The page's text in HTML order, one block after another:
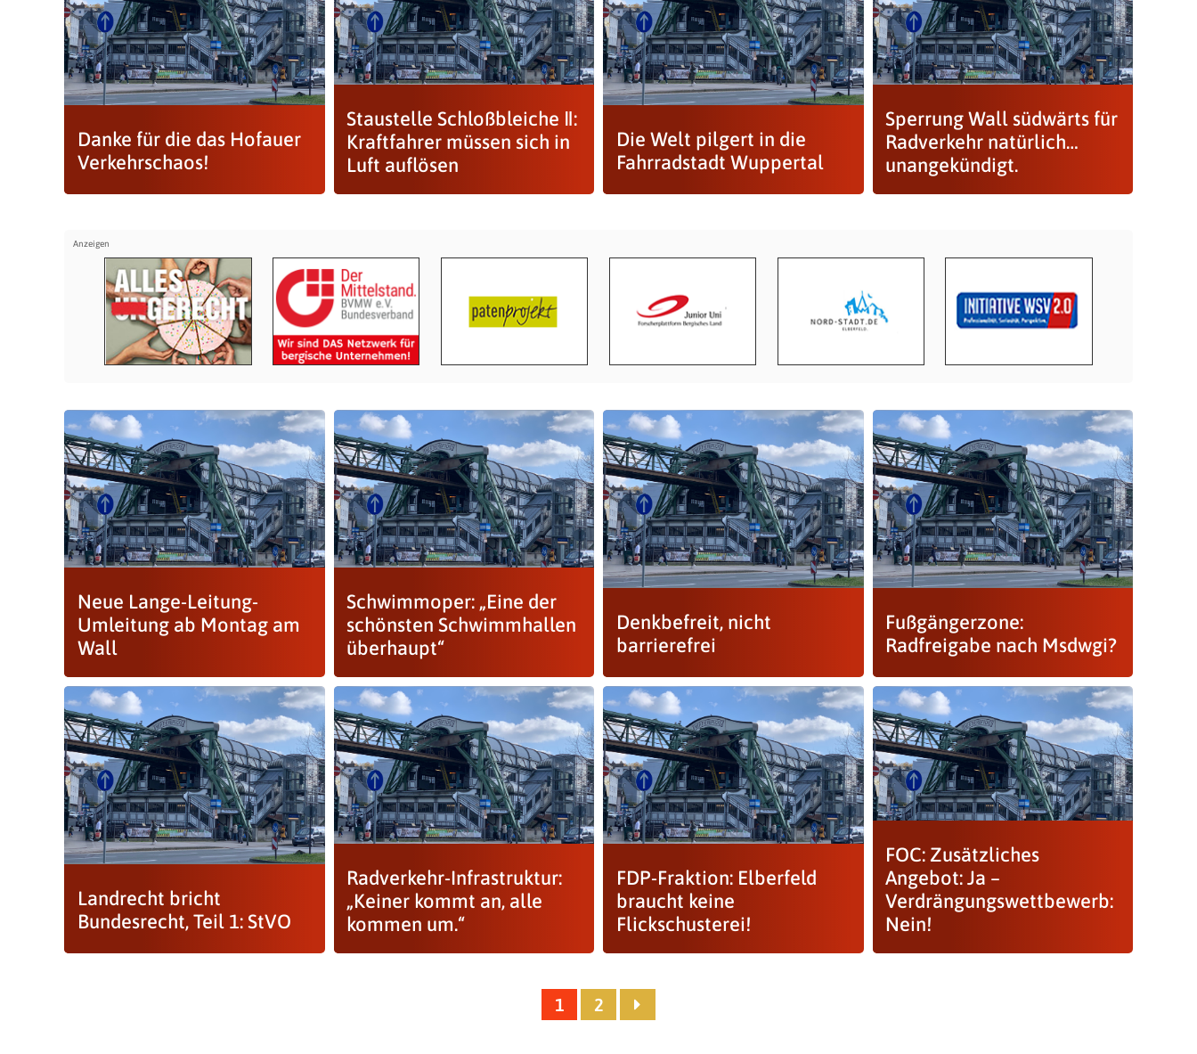
Danke für die das Hofauer
Verkehrschaos!
Staustelle Schloßbleiche Ⅱ:
Kraftfahrer müssen sich in
Luft auflösen
Die Welt pilgert in die
Fahrradstadt Wuppertal
Sperrung Wall südwärts für
Radverkehr natürlich…
unangekündigt.
Neue Lange-Leitung-
Umleitung ab Montag am
Wall
Schwimmoper: „Eine der
schönsten Schwimmhallen
überhaupt“
Denkbefreit, nicht
barrierefrei
Fußgängerzone:
Radfreigabe nach Msdwgi?
Landrecht bricht
Bundesrecht, Teil 1: StVO
Radverkehr-Infrastruktur:
„Keiner kommt an, alle
kommen um.“
FDP-Fraktion: Elberfeld
braucht keine
Flickschusterei!
FOC: Zusätzliches
Angebot: Ja –
Verdrängungswettbewerb:
Nein!
1 2